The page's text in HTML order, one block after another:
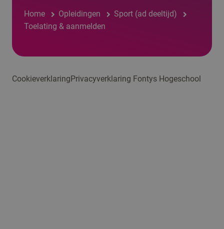
Home Opleidingen
Sport (ad deeltijd)
Toelating & aanmelden
CookieverklaringPrivacyverklaring Fontys Hogeschool